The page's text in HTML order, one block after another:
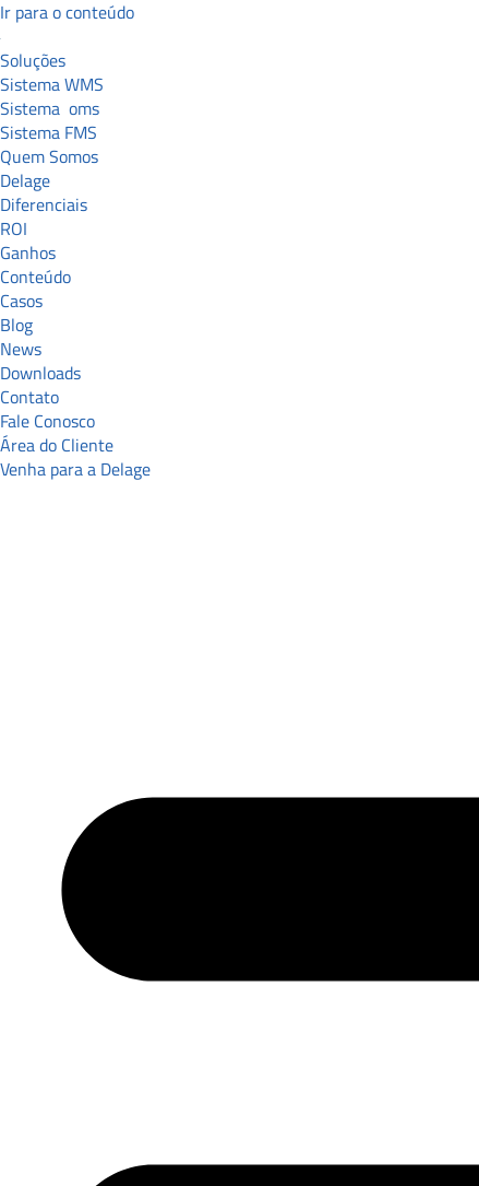
Ir para o conteúdo
Soluções
Sistema WMS
Sistema oms
Sistema FMS
Quem Somos
Delage
Diferenciais
ROI
Ganhos
Conteúdo
Casos
Blog
News
Downloads
Contato
Fale Conosco
Área do Cliente
Venha para a Delage